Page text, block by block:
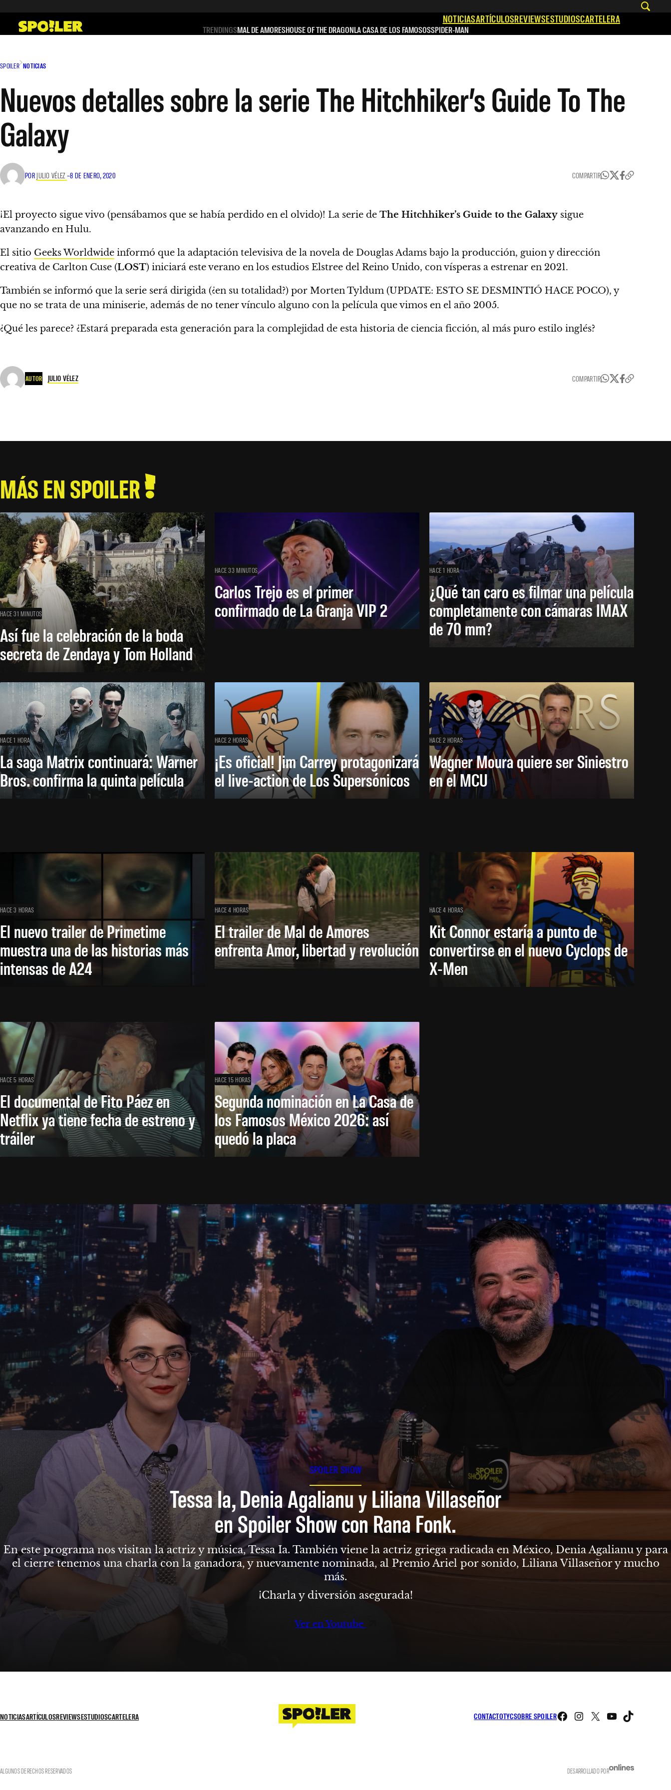
contenido
NOTICIASARTÍCULOSREVIEWSESTUDIOSCARTELERA
TRENDINGSMAL DE AMORESHOUSE OF THE DRAGONLA CASA DE LOS FAMOSOSSPIDER-MAN
SPOILER NOTICIAS
Nuevos detalles sobre la serie The Hitchhiker’s Guide To The
Galaxy
POR JULIO VÉLEZ –8 DE ENERO, 2020 COMPARTIR
¡El proyecto sigue vivo (pensábamos que se había perdido en el olvido)! La serie de The Hitchhiker’s Guide to the Galaxy sigue
avanzando en Hulu.
El sitio Geeks Worldwide informó que la adaptación televisiva de la novela de Douglas Adams bajo la producción, guion y dirección
creativa de Carlton Cuse (LOST) iniciará este verano en los estudios Elstree del Reino Unido, con vísperas a estrenar en 2021.
También se informó que la serie será dirigida (¿en su totalidad?) por Morten Tyldum (UPDATE: ESTO SE DESMINTIÓ HACE POCO), y
que no se trata de una miniserie, además de no tener vínculo alguno con la película que vimos en el año 2005.
¿Qué les parece? ¿Estará preparada esta generación para la complejidad de esta historia de ciencia ficción, al más puro estilo inglés?
AUTOR JULIO VÉLEZ COMPARTIR
MÁS EN SPOILER
HACE 31 MINUTOS
Así fue la celebración de la boda
secreta de Zendaya y Tom Holland
HACE 33 MINUTOS
Carlos Trejo es el primer
confirmado de La Granja VIP 2
HACE 1 HORA
¿Qué tan caro es filmar una película
completamente con cámaras IMAX
de 70 mm?
HACE 1 HORA
La saga Matrix continuará: Warner
Bros. confirma la quinta película
HACE 2 HORAS
¡Es oficial! Jim Carrey protagonizará
el live-action de Los Supersónicos
HACE 2 HORAS
Wagner Moura quiere ser Siniestro
en el MCU
HACE 3 HORAS
El nuevo trailer de Primetime
muestra una de las historias más
intensas de A24
HACE 4 HORAS
El trailer de Mal de Amores
enfrenta Amor, libertad y revolución
HACE 4 HORAS
Kit Connor estaría a punto de
convertirse en el nuevo Cyclops de
X-Men
HACE 5 HORAS
El documental de Fito Páez en
Netflix ya tiene fecha de estreno y
tráiler
HACE 15 HORAS
Segunda nominación en La Casa de
los Famosos México 2026: así
quedó la placa
SPOILER SHOW
Tessa Ia, Denia Agalianu y Liliana Villaseñor
en Spoiler Show con Rana Fonk.
En este programa nos visitan la actriz y música, Tessa Ia. También viene la actriz griega radicada en México, Denia Agalianu y para
el cierre tenemos una charla con la ganadora, y nuevamente nominada, al Premio Ariel por sonido, Liliana Villaseñor y mucho
más.
¡Charla y diversión asegurada!
Ver en Youtube
NOTICIASARTÍCULOSREVIEWSESTUDIOSCARTELERA CONTACTOTYCSOBRE SPOILER Facebook
Instagram
X YouTube
ALGUNOS DERECHOS RESERVADOS DESARROLLADO POR